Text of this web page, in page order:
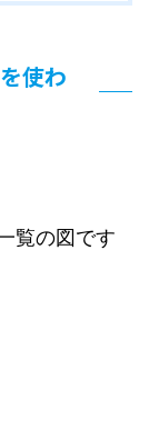
使わ
覧の図です